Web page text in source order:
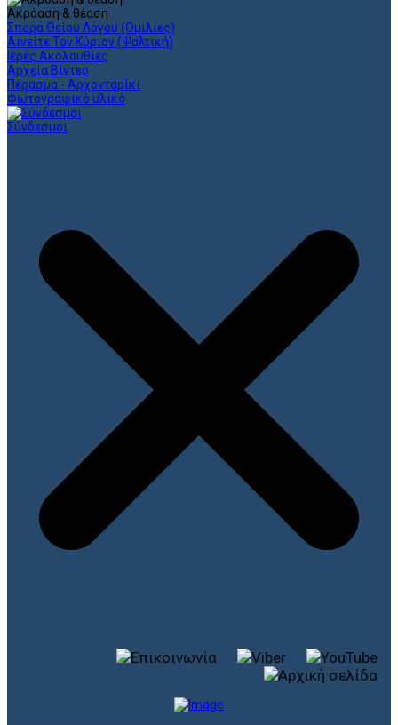
Ακρόαση & θέαση
Σπορά Θείου Λόγου (Ομιλίες)
Αινείτε Τον Κύριον (Ψαλτική)
Ιερές Ακολουθίες
Αρχεία Βίντεο
Πέρασμα - Αρχονταρίκι
Φωτογραφικό υλικό
Σύνδεσμοι